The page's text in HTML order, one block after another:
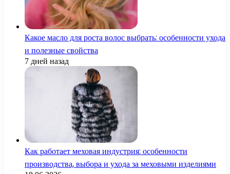
Какое масло для роста волос выбрать: особенности ухода
и полезные свойства
7 дней назад
Как работает меховая индустрия: особенности
производства, выбора и ухода за меховыми изделиями